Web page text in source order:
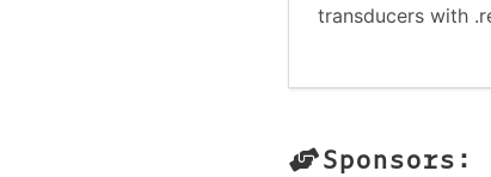
transducers with
Sponsors: